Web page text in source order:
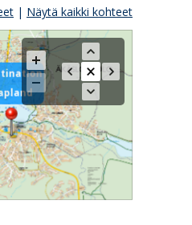
| Näytä kaikki kohteet